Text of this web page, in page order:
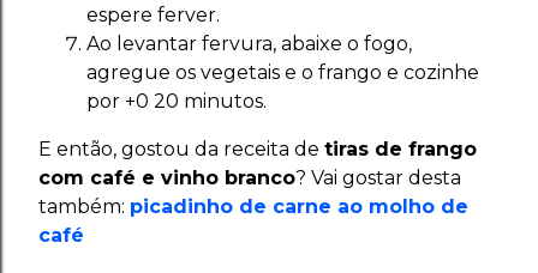
espere ferver.
Ao levantar fervura, abaixe o fogo,
agregue os vegetais e o frango e cozinhe
por +0 20 minutos.
E então, gostou da receita de tiras de frango
com café e vinho branco? Vai gostar desta
também: picadinho de carne ao molho de
café